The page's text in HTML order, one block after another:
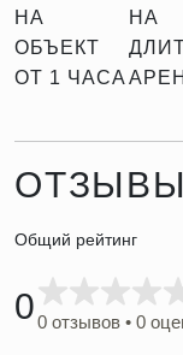
НА
ОБЪЕКТ
ОТ 1 ЧАСА
НА
Общий рейтинг
00 отзывов • 0